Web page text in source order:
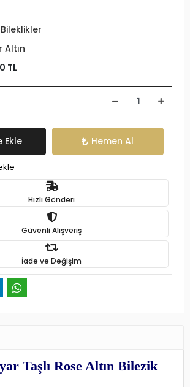
Altın
TL
Ekle Hemen Al
Hızlı Gönderi
Güvenli Alışveriş
İade ve Değişim
Taşlı Rose Altın Bilezik